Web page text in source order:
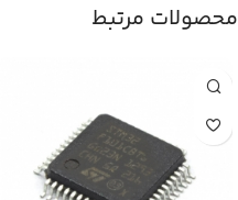
محصولات مرتبط